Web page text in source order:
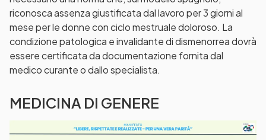
riconosca assenza giustificata dal lavoro per 3 giorni al
mese per le donne con ciclo mestruale doloroso. La
condizione patologica e invalidante di dismenorrea dovrà
essere certificata da documentazione fornita dal
medico curante o dallo specialista.
MEDICINA DI GENERE